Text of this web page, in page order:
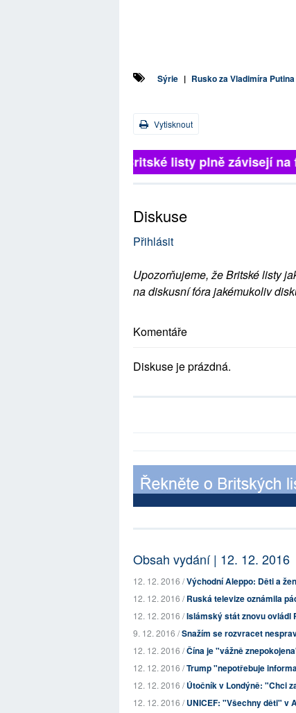
Sýrie | Rusko za Vladimíra Putina
Vytisknout
Britské listy plně závisejí
Diskuse
Přihlásit
Upozorňujeme, že Britské listy
na diskusní fóra jakémukoliv
Komentáře
Diskuse je prázdná.
Obsah vydání | 12. 12. 2016
12. 12. 2016 /Východní Aleppo: Děti a
12. 12. 2016 /Ruská televize oznámila
12. 12. 2016 /Islámský stát znovu ovládl
9. 12. 2016 /Snažím se rozvracet
12. 12. 2016 /Čína je "vážně
12. 12. 2016 /Trump "nepotřebuje
12. 12. 2016 /Útočník v Londýně: "Chci
12. 12. 2016 /UNICEF: "Všechny děti" v